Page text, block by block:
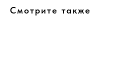
Смотрите также